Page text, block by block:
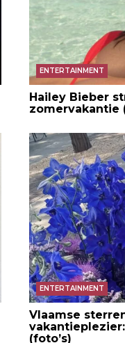
ENTERTAINMENT
Hailey Bieber
zomervakantie
ENTERTAINMENT
Vlaamse
(foto’s)